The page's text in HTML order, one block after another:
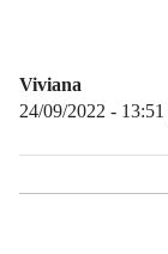
Viviana
24/09/2022 - 13:51